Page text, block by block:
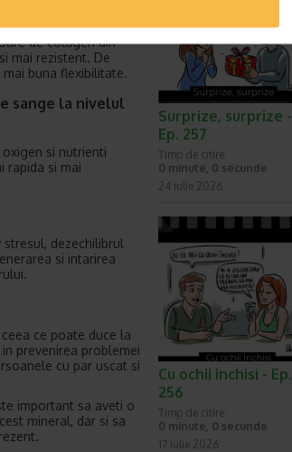
farmacistii
alimentar pe baza
de colagen din
mai rezistent. De
buna flexibilitate.
sange la nivelul
si nutrienti
rapida si mai
dezechilibrul
si intarirea
ce poate duce la
prevenirea problemei
cu par uscat si
important sa aveti o
mineral, dar si sa
Surprize, surprize -
Ep. 257
Timp de citire:
0 minute, 0 secunde
24 iulie 2026
Cu ochii inchisi - Ep.
256
Timp de citire:
0 minute, 0 secunde
17 iulie 2026